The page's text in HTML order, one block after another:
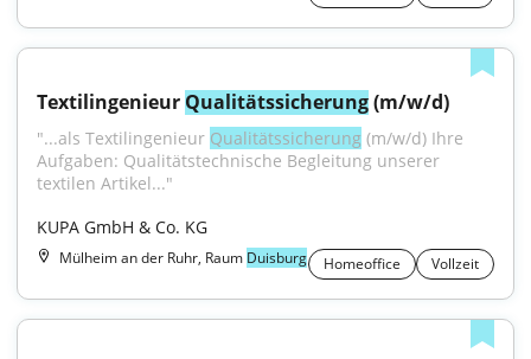
Textilingenieur Qualitätssicherung (m/w/d)
"...als Textilingenieur Qualitätssicherung (m/w/d) Ihre
Aufgaben: Qualitätstechnische Begleitung unserer
textilen Artikel..."
KUPA GmbH & Co. KG
Mülheim an der Ruhr, Raum Duisburg Homeoffice Vollzeit